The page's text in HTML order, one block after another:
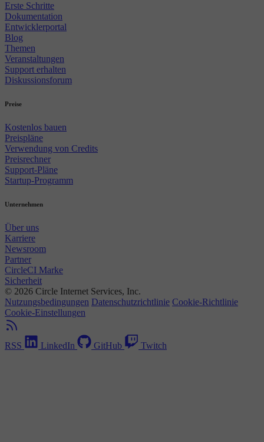
Erste Schritte
Dokumentation
Entwicklerportal
Blog
Themen
Veranstaltungen
Support erhalten
Diskussionsforum
Preise
Kostenlos bauen
Preispläne
Verwendung von Credits
Preisrechner
Support-Pläne
Startup-Programm
Unternehmen
Über uns
Karriere
Newsroom
Partner
CircleCI Marke
Sicherheit
© 2026 Circle Internet Services, Inc.
Nutzungsbedingungen Datenschutzrichtlinie Cookie-Richtlinie
Cookie-Einstellungen
RSS LinkedIn GitHub Twitch